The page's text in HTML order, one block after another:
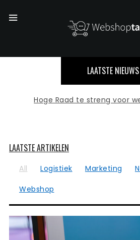
LAATSTE NIEUWS
Hoge Raad te streng voor
LAATSTE ARTIKELEN
All Logistiek Marketing
Webshop